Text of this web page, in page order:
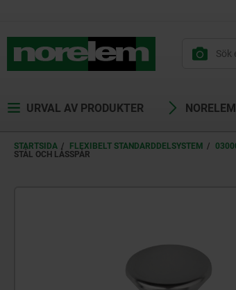
URVAL AV PRODUKTER
STARTSIDA FLEXIBELT STANDARDDELSYSTEM
STÅL OCH LÅSSPÅR